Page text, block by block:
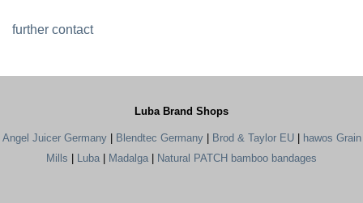
further contact
Luba Brand Shops
Angel Juicer Germany| Blendtec Germany| Brod & Taylor EU| hawos Grain
Mills | Luba | Madalga | Natural PATCH bamboo bandages